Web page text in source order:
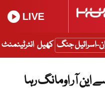
LIVE
اسرائیل جنگ کھیل انٹرٹینمنٹ
آر اومانگ رہا